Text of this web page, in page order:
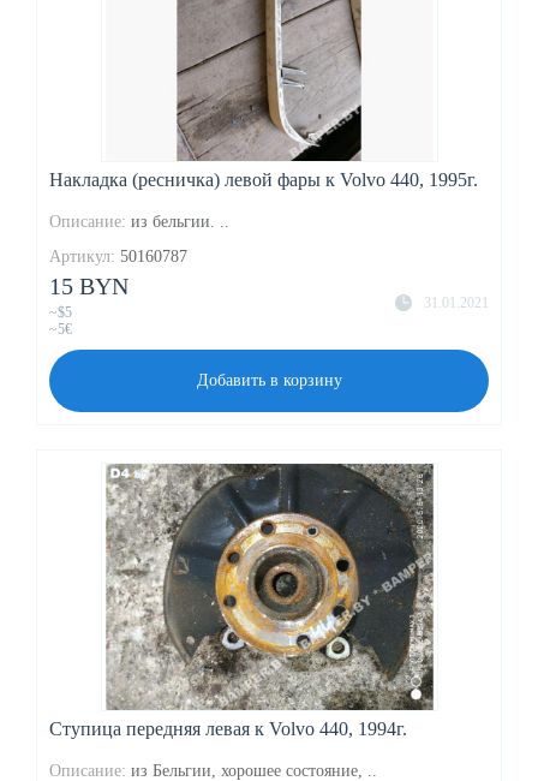
Накладка (ресничка) левой фары к Volvo 440, 1995г.
Описание: из бельгии. ..
Артикул: 50160787
31.01.2021
15 BYN
~$5
~5€
Добавить в корзину
Ступица передняя левая к Volvo 440, 1994г.
Описание: из Бельгии, хорошее состояние, ..